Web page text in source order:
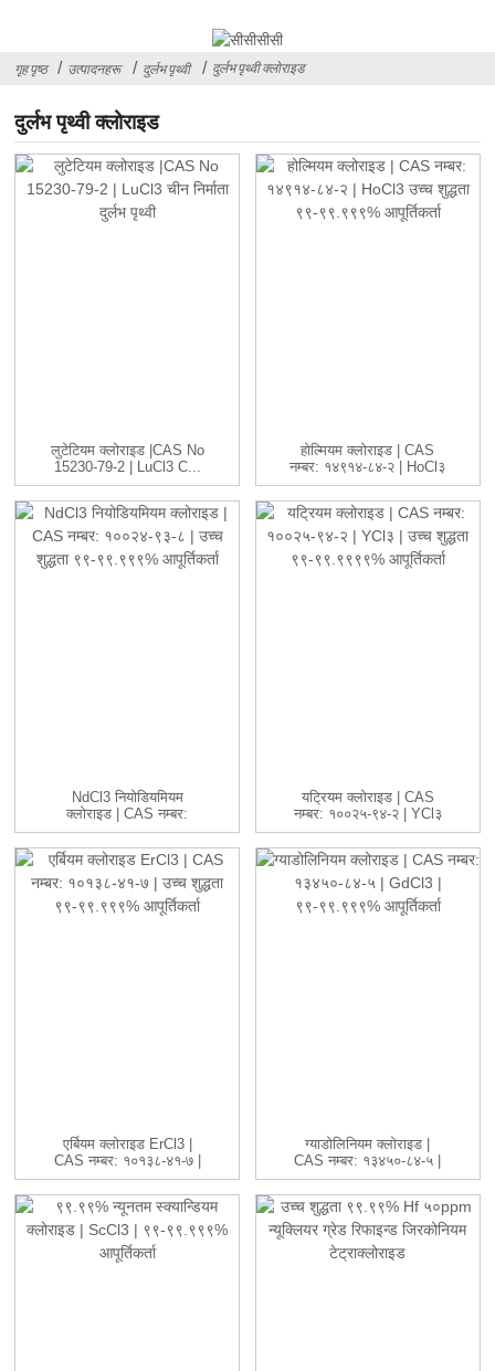
गृह पृष्ठ उत्पादनहरू दुर्लभ पृथ्वी दुर्लभ पृथ्वी क्लोराइड
दुर्लभ पृथ्वी क्लोराइड
लुटेटियम क्लोराइड |CAS No
15230-79-2 | LuCl3 C...
होल्मियम क्लोराइड | CAS
नम्बर: १४९१४-८४-२ | HoCl३
...
NdCl3 नियोडियमियम
क्लोराइड | CAS नम्बर:
१००२४-९३-८ ...
यट्रियम क्लोराइड | CAS
नम्बर: १००२५-९४-२ | YCl३
...
एर्बियम क्लोराइड ErCl3 |
CAS नम्बर: १०१३८-४१-७ |
H...
ग्याडोलिनियम क्लोराइड |
CAS नम्बर: १३४५०-८४-५ |
GdC...